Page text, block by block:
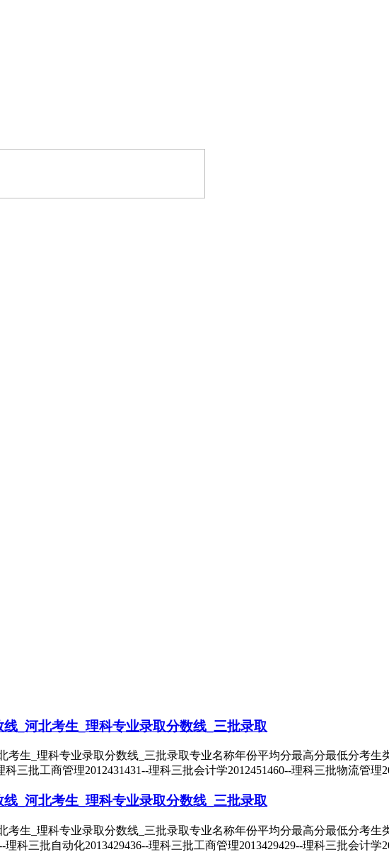
_河北考生_理科专业录取分数线_三批录取
考生_理科专业录取分数线_三批录取专业名称年份平均分最高分最低分考生
科三批工商管理2012431431--理科三批会计学2012451460--理科三批物流管理
_河北考生_理科专业录取分数线_三批录取
考生_理科专业录取分数线_三批录取专业名称年份平均分最高分最低分考生
理科三批自动化2013429436--理科三批工商管理2013429429--理科三批会计学